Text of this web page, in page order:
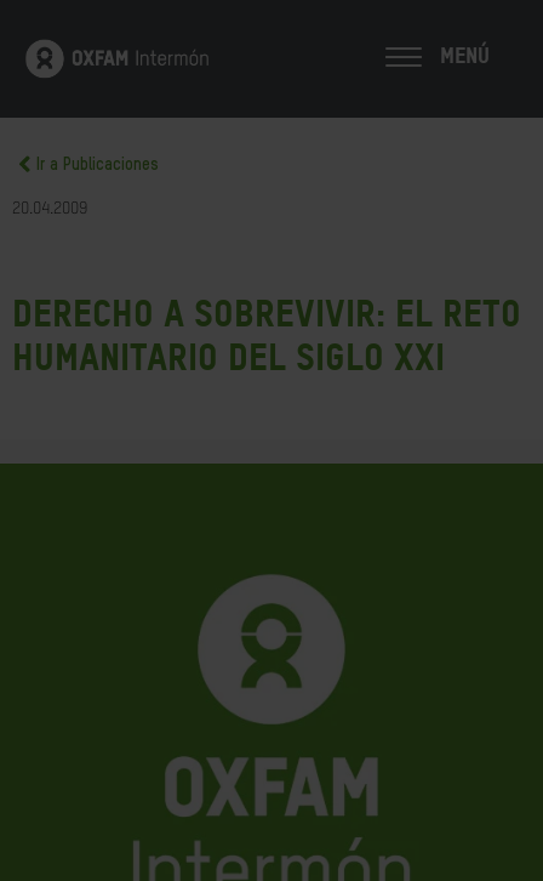
MENÚ
Ir a Publicaciones
20.04.2009
Derecho a sobrevivir: El reto
humanitario del siglo XXI